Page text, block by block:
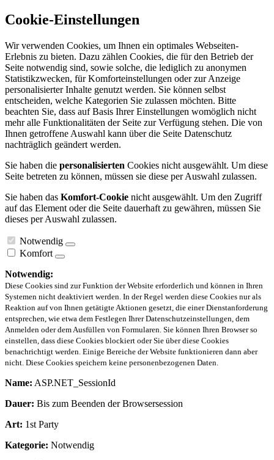
Cookie-Einstellungen
Wir verwenden Cookies, um Ihnen ein optimales Webseiten-
Erlebnis zu bieten. Dazu zählen Cookies, die für den Betrieb der
Seite notwendig sind, sowie solche, die lediglich zu anonymen
Statistikzwecken, für Komforteinstellungen oder zur Anzeige
personalisierter Inhalte genutzt werden. Sie können selbst
entscheiden, welche Kategorien Sie zulassen möchten. Bitte
beachten Sie, dass auf Basis Ihrer Einstellungen womöglich nicht
mehr alle Funktionalitäten der Seite zur Verfügung stehen. Die von
Ihnen getroffene Auswahl kann über die Seite Datenschutz
nachträglich geändert werden.
Sie haben die personalisierten Cookies nicht ausgewählt. Um diese
Seite betreten zu können, müssen sie diese per Auswahl zulassen.
Sie haben das Komfort-Cookie nicht ausgewählt. Um den Zugriff
auf das Element oder die Seite dauerhaft zu gewähren, müssen Sie
dieses per Auswahl zulassen.
Notwendig
Komfort
Notwendig:
Diese Cookies sind zur Funktion der Website erforderlich und können in Ihren
Systemen nicht deaktiviert werden. In der Regel werden diese Cookies nur als
Reaktion auf von Ihnen getätigte Aktionen gesetzt, die einer Dienstanforderung
entsprechen, wie etwa dem Festlegen Ihrer Datenschutzeinstellungen, dem
Anmelden oder dem Ausfüllen von Formularen. Sie können Ihren Browser so
einstellen, dass diese Cookies blockiert oder Sie über diese Cookies
benachrichtigt werden. Einige Bereiche der Website funktionieren dann aber
nicht. Diese Cookies speichern keine personenbezogenen Daten.
Name: ASP.NET_SessionId
Dauer: Bis zum Beenden der Browsersession
Art: 1st Party
Kategorie: Notwendig